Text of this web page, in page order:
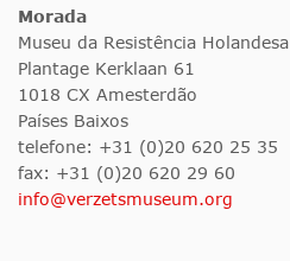
Morada
Museu da Resistência Holandesa
Plantage Kerklaan 61
1018 CX Amesterdão
Países Baixos
telefone: +31 (0)20 620 25 35
fax: +31 (0)20 620 29 60
info@verzetsmuseum.org